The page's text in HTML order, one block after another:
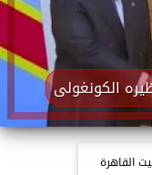
الكونغولى
القاهرة